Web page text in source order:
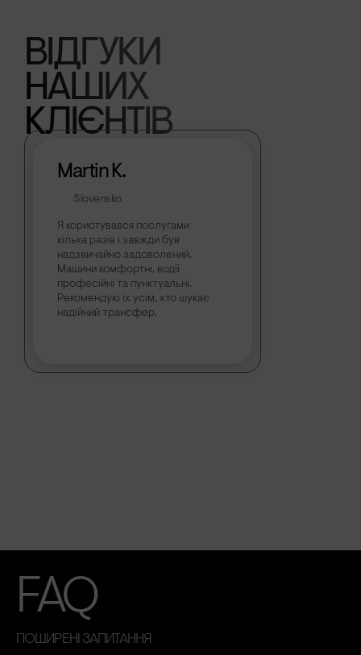
ВІДГУКИ
НАШИХ
КЛІЄНТІВ
Martin K.
Slovensko
Я користувався послугами
кілька разів і завжди був
надзвичайно задоволений.
Машини комфортні, водії
професійні та пунктуальні.
Рекомендую їх усім, хто шукає
надійний трансфер.
FAQ
ПОШИРЕНІ ЗАПИТАННЯ